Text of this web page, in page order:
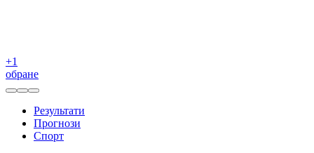
+1
обране
Результати
Прогнози
Спорт